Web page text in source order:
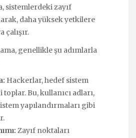
sistemlerdeki zayıf
daha yüksek yetkilere
çalışır.
genellikle şu adımlarla
Hackerlar, hedef sistem
Bu, kullanıcı adları,
yapılandırmaları gibi
Zayıf noktaları